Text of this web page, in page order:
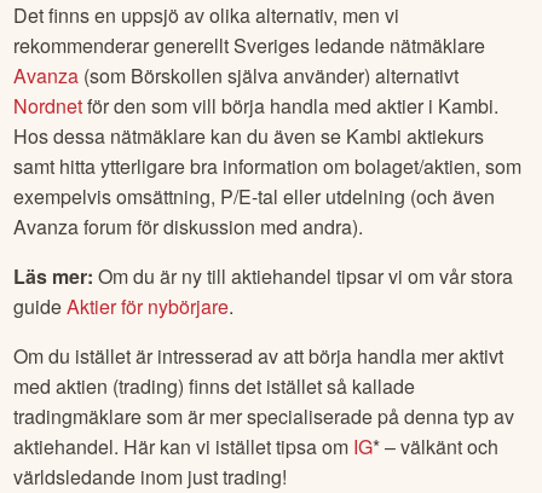
Det finns en uppsjö av olika alternativ, men vi
rekommenderar generellt Sveriges ledande nätmäklare
Avanza (som Börskollen själva använder) alternativt
Nordnetför den som vill börja handla med aktier i Kambi.
Hos dessa nätmäklare kan du även se Kambi aktiekurs
samt hitta ytterligare bra information om bolaget/aktien, som
exempelvis omsättning, P/E-tal eller utdelning (och även
Avanza forum för diskussion med andra).
Läs mer: Om du är ny till aktiehandel tipsar vi om vår stora
guideAktier för nybörjare.
Om du istället är intresserad av att börja handla mer aktivt
med aktien (trading) finns det istället så kallade
tradingmäklare som är mer specialiserade på denna typ av
aktiehandel. Här kan vi istället tipsa om IG* – välkänt och
världsledande inom just trading!